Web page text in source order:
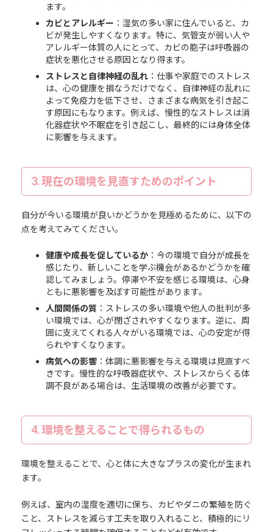
ます。
カビとアレルギー ：湿気の多い家に住んでいると、カ
ビが発生しやすくなります。特に、気管支が弱い人や
アレルギー体質の人にとって、カビの胞子は呼吸器の
症状を悪化させる原因となり得ます。
ストレスと自律神経の乱れ：仕事や家庭でのストレス
は、心の健康を損なうだけでなく、自律神経の乱れに
よって免疫力を低下させ、さまざまな病気を引き起こ
す原因にもなります。例えば、慢性的なストレスは消
化器症状や不眠症を引き起こし、最終的には身体全体
に影響を与えます。
3. 現在の環境を見直すためのポイント
自分が今いる環境が良いかどうかを見極めるために、以下の
点を考えてみてください。
健康や成長を促しているか：今の環境で自分が成長を
感じたり、新しいことを学ぶ機会があるかどうかを確
認してみましょう。停滞や不安を感じる環境は、心身
ともに悪影響を及ぼす可能性があります。
人間関係の質：ストレスの多い環境や他人の批判が多
い環境では、心が閉ざされやすくなります。逆に、周
囲に支えてくれる人々がいる環境では、心の安定が得
られやすくなります。
病気への影響：体調に悪影響を与える環境は見直すべ
きです。慢性的な呼吸器症状や、ストレスからくる体
調不良がある場合は、生活環境の改善が必要です。
4. 環境を整えることで得られるもの
環境を整えることで、心と体に大きなプラスの変化が生まれ
ます。
例えば、室内の湿度を適切に保ち、カビやダニの繁殖を防ぐ
こと、ストレスを減らす工夫を取り入れること、積極的にリ